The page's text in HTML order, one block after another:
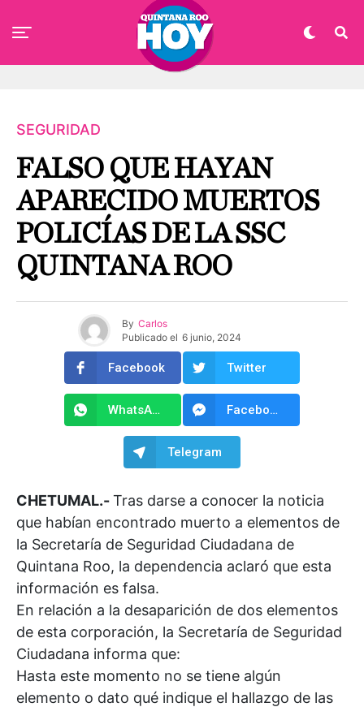
SEGURIDAD
FALSO QUE HAYAN
APARECIDO MUERTOS
POLICÍAS DE LA SSC
QUINTANA ROO
By Carlos
Publicado el 6 junio, 2024
Facebook Twitter
WhatsApp Facebook Messenger
Telegram
CHETUMAL.-Tras darse a conocer la noticia
que habían encontrado muerto a elementos de
la Secretaría de Seguridad Ciudadana de
Quintana Roo, la dependencia aclaró que esta
información es falsa.
En relación a la desaparición de dos elementos
de esta corporación, la Secretaría de Seguridad
Ciudadana informa que:
Hasta este momento no se tiene algún
elemento o dato qué indique el hallazgo de las